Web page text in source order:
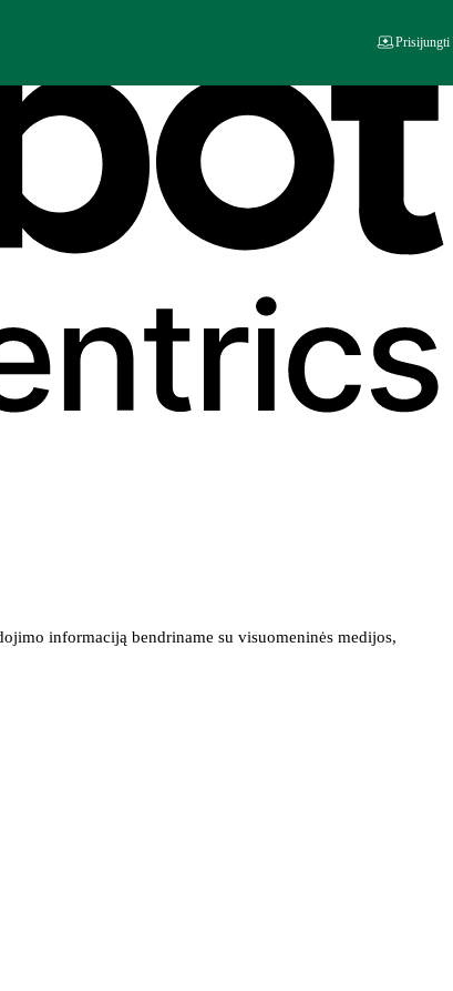
informaciją bendriname su visuomeninės medijos,
Prisijungti